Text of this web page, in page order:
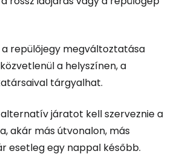
repülőjegy megváltoztatása
a helyszínen, a
tárgyalhat.
járatot kell szerveznie a
akár más útvonalon, más
esetleg egy nappal később.